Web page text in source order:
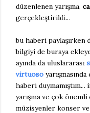
düzenlenen yarışma,
gerçekleştirildi...
bu haberi paylaşırken
bilgiyi de buraya
ayında da uluslararası
virtuoso
haberi
yarışma ve çok önemli
müzisyenler konser